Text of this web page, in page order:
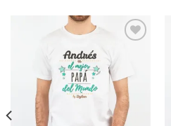
Añadir
a la
lista de
deseos